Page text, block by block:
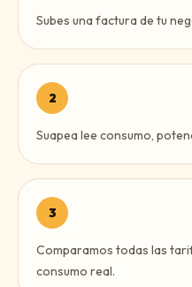
Subes una factura de tu
2
Suapea lee consumo,
3
Comparamos todas las
consumo real.